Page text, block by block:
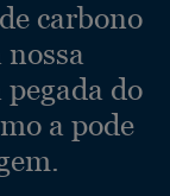
carbono
nossa
do
a pode